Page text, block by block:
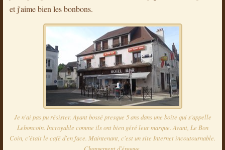
et j'aime bien les bonbons.
Je n'ai pas pu résister. Ayant bossé presque 5 ans dans une boîte qui s'appelle
Leboncoin. Incroyable comme ils ont bien géré leur marque. Avant, Le Bon
Coin, c'était le café d'en face. Maintenant, c'est un site Internet incoutournable.